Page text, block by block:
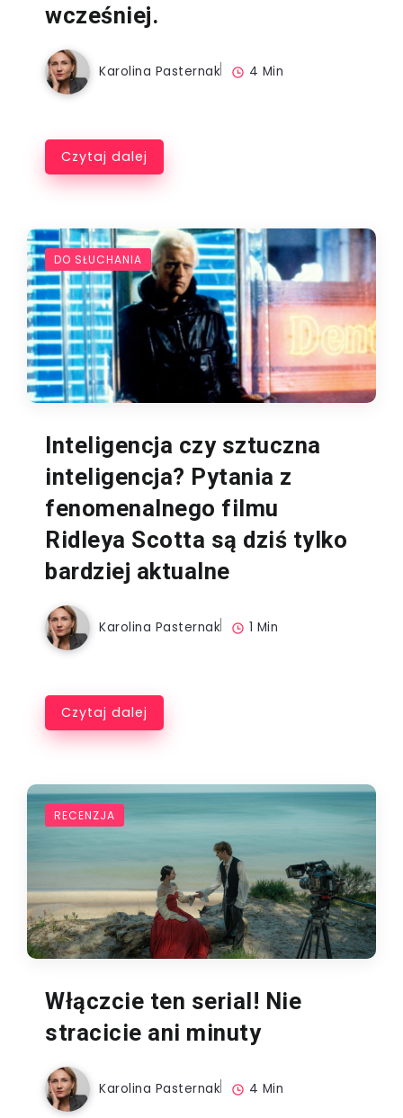
wcześniej.
Karolina Pasternak 4 Min
Czytaj dalej
DO SŁUCHANIA
Inteligencja czy sztuczna
inteligencja? Pytania z
fenomenalnego filmu
Ridleya Scotta są dziś tylko
bardziej aktualne
Karolina Pasternak 1 Min
Czytaj dalej
RECENZJA
Włączcie ten serial! Nie
stracicie ani minuty
Karolina Pasternak 4 Min